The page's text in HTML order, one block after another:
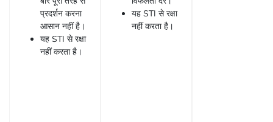
प्रदर्शन करना
आसान नहीं है।
यह STI से रक्षा
नहीं करता है।
यह STI से रक्षा
नहीं करता है।